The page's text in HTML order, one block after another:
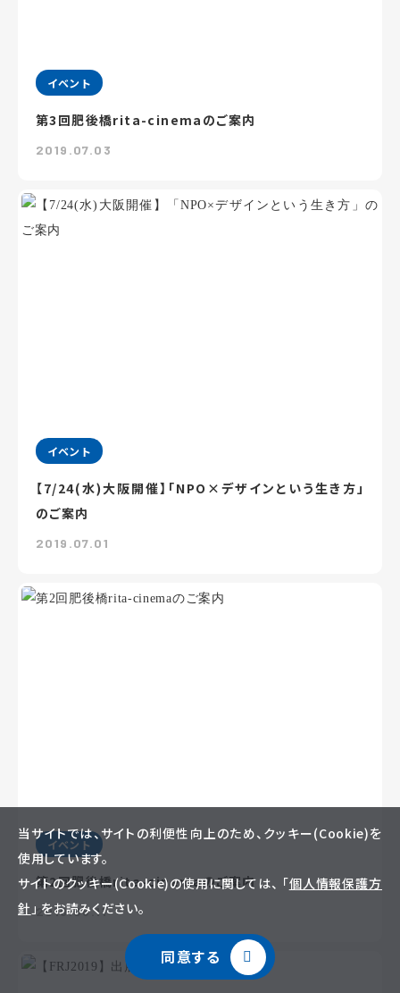
イベント
第3回肥後橋rita-cinemaのご案内
2019.07.03
イベント
【7/24(水)大阪開催】「NPO×デザインという生き方」
のご案内
2019.07.01
イベント
第2回肥後橋rita-cinemaのご案内
2019.06.11
当サイトでは、サイトの利便性向上のため、クッキー(Cookie)を
使用しています。
サイトのクッキー(Cookie)の使用に関しては、 「個人情報保護方
針」 をお読みください。
同意する